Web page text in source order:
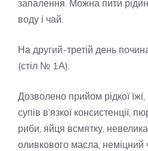
запалення. Можна пити
воду і чай.
На другий-третій день
(стіл № 1А).
Дозволено прийом рідкої
супів в’язкої консистенції,
риби, яйця всмятку, невелика
оливкового масла, неміцний